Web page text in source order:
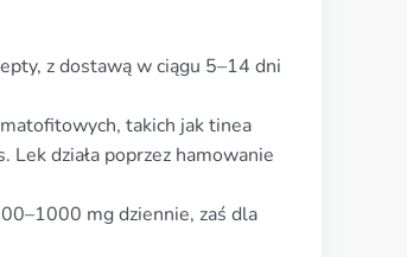
z dostawą w ciągu 5–14 dni
takich jak tinea
działa poprzez hamowanie
mg dziennie, zaś dla